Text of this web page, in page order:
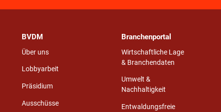
BVDM
Über uns
Lobbyarbeit
Präsidium
Ausschüsse
Branchenportal
Wirtschaftliche Lage
& Branchendaten
Umwelt &
Nachhaltigkeit
Entwaldungsfreie